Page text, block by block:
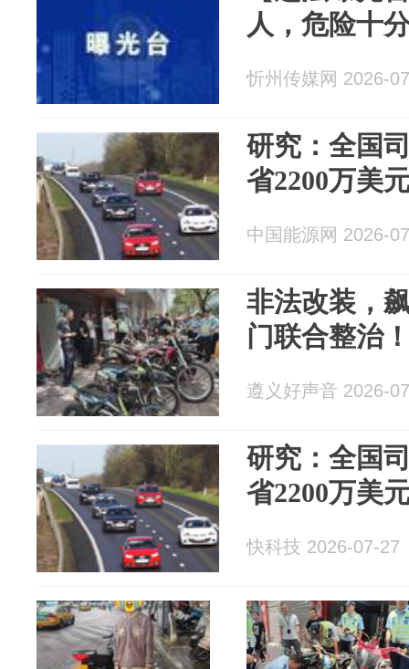
人，危险十
忻州传媒网 2026-
研究：全国
省2200万美
中国能源网 2026-
非法改装，
门联合整治
遵义好声音 2026-
研究：全国
省2200万美
快科技 2026-07-27